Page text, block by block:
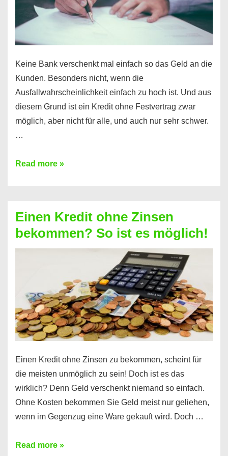
möglich!
Keine Bank verschenkt mal einfach so das Geld an die
Kunden. Besonders nicht, wenn die
Ausfallwahrscheinlichkeit einfach zu hoch ist. Und aus
diesem Grund ist ein Kredit ohne Festvertrag zwar
möglich, aber nicht für alle, und auch nur sehr schwer.
…
Ist
Festvertrag
für
jeden
erfahren
Sie
es
Read more »
Einen Kredit ohne Zinsen
bekommen? So ist es möglich!
Einen Kredit ohne Zinsen zu bekommen, scheint für
die meisten unmöglich zu sein! Doch ist es das
wirklich? Denn Geld verschenkt niemand so einfach.
Ohne Kosten bekommen Sie Geld meist nur geliehen,
wenn im Gegenzug eine Ware gekauft wird. Doch …
Einen
Read more »